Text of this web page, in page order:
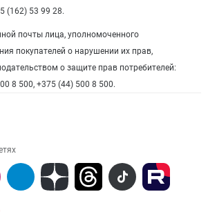
(162) 53 99 28.
почты лица, уполномоченного
покупателей о нарушении их прав,
о защите прав потребителей:
8 500, +375 (44) 500 8 500.